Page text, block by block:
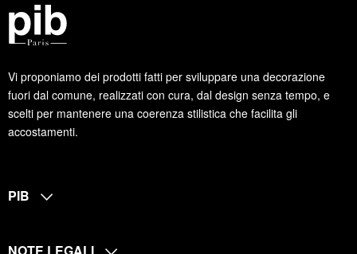
Vi proponiamo dei prodotti fatti per sviluppare una decorazione
fuori dal comune, realizzati con cura, dal design senza tempo, e
scelti per mantenere una coerenza stilistica che facilita gli
accostamenti.
PIB
NOTE LEGALI